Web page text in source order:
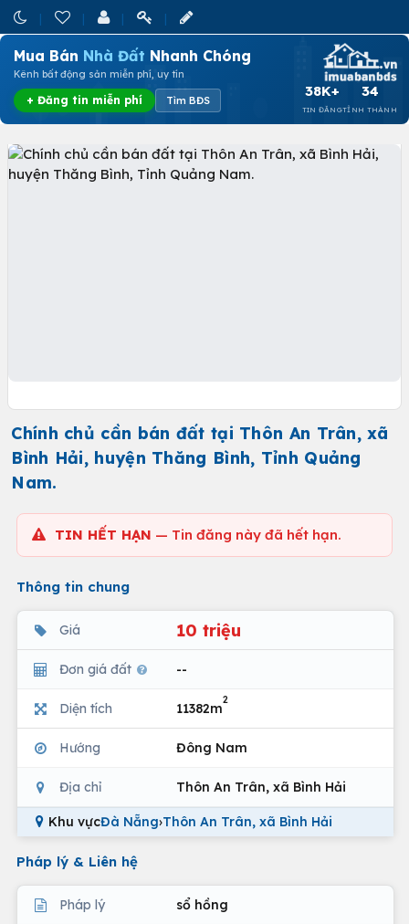
Mua Bán Nhà Đất Nhanh Chóng
Kênh bất động sản miễn phí, uy tín
+ Đăng tin miễn phí Tìm BĐS
38K+
TIN ĐĂNG
34
TỈNH THÀNH
Chính chủ cần bán đất tại Thôn An Trân, xã
Bình Hải, huyện Thăng Bình, Tỉnh Quảng
Nam.
TIN HẾT HẠN — Tin đăng này đã hết hạn.
Thông tin chung
Giá 10 triệu
Đơn giá đất --
Diện tích 11382m
2
Hướng Đông Nam
Địa chỉ Thôn An Trân, xã Bình Hải
Khu vựcĐà Nẵng›Thôn An Trân, xã Bình Hải
Pháp lý & Liên hệ
Pháp lý sổ hồng